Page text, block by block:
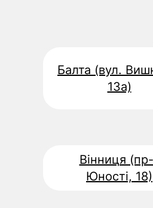
Балта (вул.
13а)
Вінниця
Юності, 18)